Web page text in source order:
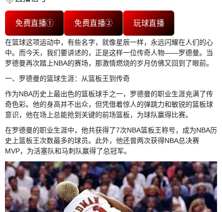
免费直播① 免费直播② 玩球直播
在篮球这项运动中，有些名字，就像星辰一样，永远闪耀在人们的心
中。而今天，我们要讲述的，正是这样一位传奇人物——罗德曼。当
罗德曼再次踏上NBA的赛场，那激情燃烧的岁月仿佛又回到了眼前。
一、罗德曼的篮球生涯：从篮板王到传奇
作为NBA历史上最出色的篮板球手之一，罗德曼的职业生涯充满了传
奇色彩。他的身高并不出众，但凭借着惊人的弹跳力和敏锐的篮板球
意识，他在场上总能抢到关键的前场篮板，为球队赢得比赛。
在罗德曼的职业生涯中，他共获得了7次NBA篮板王称号，成为NBA历
史上篮板王次数最多的球员。此外，他还曾两次获得NBA总决赛
MVP，为活塞队和马刺队赢得了总冠军。